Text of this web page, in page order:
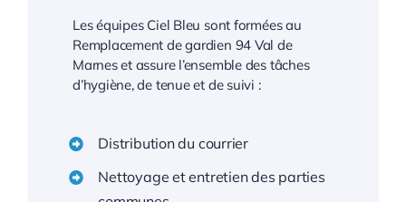
Les équipes Ciel Bleu sont formées au
Remplacement de gardien 94 Val de
Marnes et assure l’ensemble des tâches
d’hygiène, de tenue et de suivi :
Distribution du courrier
Nettoyage et entretien des parties